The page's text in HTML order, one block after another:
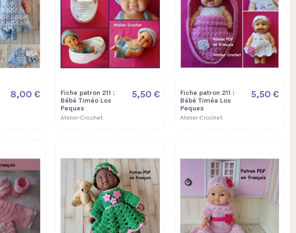
8,00 €
Fiche patron 211 :
Bébé Timéo Los
Peques
Atelier-Crochet
5,50 €
Fiche patron 211 :
Bébé Timéa Los
Peques
Atelier-Crochet
5,50 €